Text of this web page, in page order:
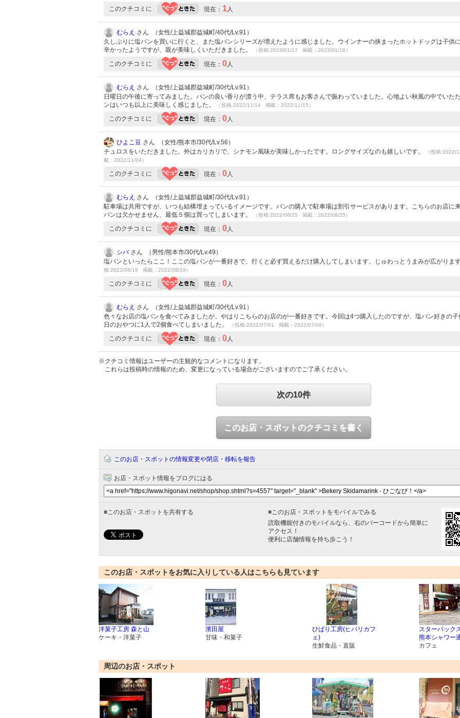
このクチコミに 現在： 1人
むらえ さん （女性/上益城郡益城町/40代/Lv.91）
久しぶりに塩パンを買いに行くと、また塩パンシリーズが増えたように感じました。ウインナーの挟まったホットドッグは子供
辛かったようですが、親が美味しくいただきました。
（投稿:2023/01/17 掲載：2023/01/18）
このクチコミに 現在： 0人
むらえ さん （女性/上益城郡益城町/30代/Lv.91）
日曜日の午後に寄ってみました。パンの良い香りが漂う中、テラス席もお客さんで賑わっていました。心地よい秋風の中でいた
ンはいつも以上に美味しく感じました。
（投稿:2022/11/14 掲載：2022/11/15）
このクチコミに 現在： 0人
ひよこ豆 さん （女性/熊本市/30代/Lv.56）
チュロスをいただきました。外はカリカリで、シナモン風味が美味しかったです。ロングサイズなのも嬉しいです。
（投稿
載：2022/11/04）
このクチコミに 現在： 0人
むらえ さん （女性/上益城郡益城町/30代/Lv.91）
駐車場は共用ですが、いつも結構埋まっているイメージです。パンの購入で駐車場は割引サービスがあります。こちらのお店に
パンは欠かせません、最低５個は買ってしまいます。
（投稿:2022/08/25 掲載：2022/08/25）
このクチコミに 現在： 0人
シバさん （男性/熊本市/30代/Lv.49）
塩パンといったらここ！ここの塩パンが一番好きで、行くと必ず買えるだけ購入してしまいます。じゅわっとうまみが広がりま
稿:2022/08/19 掲載：2022/08/19）
このクチコミに 現在： 0人
むらえ さん （女性/上益城郡益城町/30代/Lv.91）
色々なお店の塩パンを食べてみましたが、やはりこちらのお店のが一番好きです。今回は4つ購入したのですが、塩パン好きの子
日のおやつに1人で2個食べてしまいました。
（投稿:2022/07/01 掲載：2022/07/06）
このクチコミに 現在： 0人
※クチコミ情報はユーザーの主観的なコメントになります。
これらは投稿時の情報のため、変更になっている場合がございますのでご了承ください。
次の10件
このお店・スポットのクチコミを書く
このお店・スポットの情報変更や閉店・移転を報告
お店・スポット情報をブログにはる
■このお店・スポットを共有する ■このお店・スポットをモバイルでみる
読取機能付きのモバイルなら、右のバーコードから簡単に
アクセス！
便利に店舗情報を持ち歩こう！
このお店・スポットをお気に入りしている人はこちらも見ています
洋菓子工房 森と山
ケーキ・洋菓子
濱田屋
甘味・和菓子
ひばり工房(ヒバリカフ
ェ)
生鮮食品・直販
スターバック
熊本シャワー
カフェ
周辺のお店・スポット